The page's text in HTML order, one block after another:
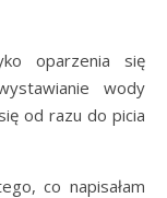
oparzenia się
wody
od razu do picia
co napisałam